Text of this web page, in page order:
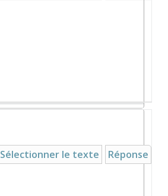
Sélectionner le texte Réponse